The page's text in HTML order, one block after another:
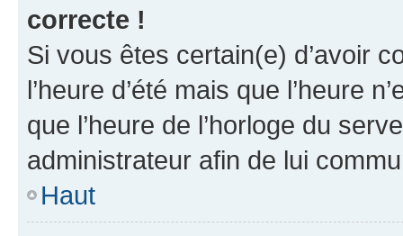
correcte !
Si vous êtes certain(e) d’avoir
l’heure d’été mais que l’heure
que l’heure de l’horloge du
administrateur afin de lui
Haut